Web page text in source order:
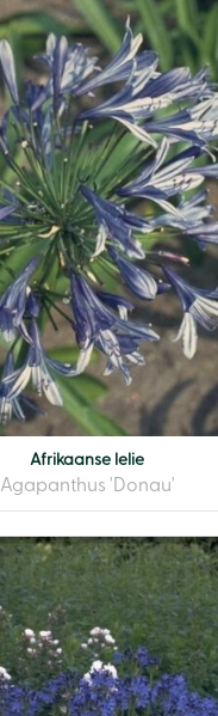
Afrikaanse lelie
Agapanthus 'Donau'